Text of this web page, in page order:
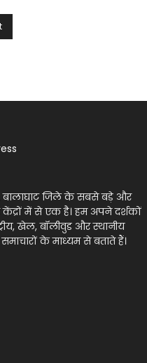
बालाघाट जिले के सबसे बड़े और
केंद्रों में से एक है। हम अपने दर्शकों
खेल, बॉलीवुड और स्थानीय
के माध्यम से बताते हैं।